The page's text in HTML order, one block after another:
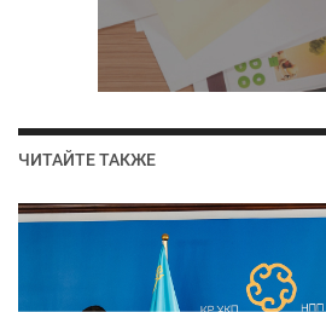
ЧИТАЙТЕ ТАКЖЕ